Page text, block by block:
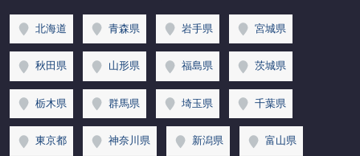
北海道 青森県 岩手県 宮城県
秋田県 山形県 福島県 茨城県
栃木県 群馬県 埼玉県 千葉県
東京都 神奈川県 新潟県 富山県